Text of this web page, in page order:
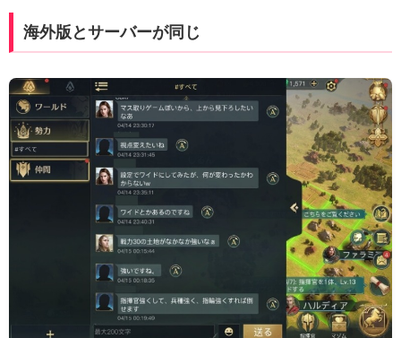
海外版とサーバーが同じ